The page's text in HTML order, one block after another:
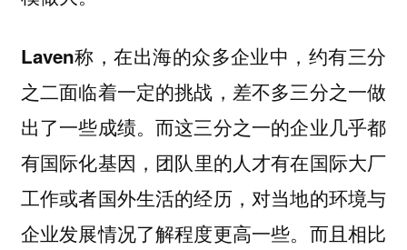
Laven称，在出海的众多企业中，约有三分
之二面临着一定的挑战，差不多三分之一做
出了一些成绩。而这三分之一的企业几乎都
有国际化基因 ，团队里的人才有在国际大厂
工作或者国外生活的经历，对当地的环境与
企业发展情况了解程度更高一些。而且相比